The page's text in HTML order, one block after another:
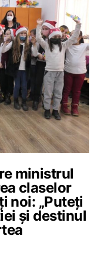
ministrul
claselor
noi: „Puteți
și destinul